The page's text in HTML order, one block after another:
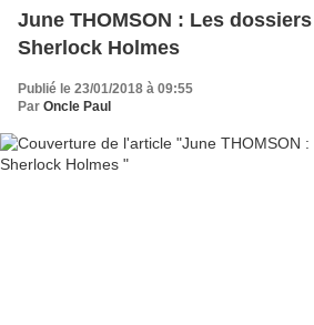
June THOMSON : Les
Sherlock Holmes
Publié le 23/01/2018 à 09:55
Par Oncle Paul